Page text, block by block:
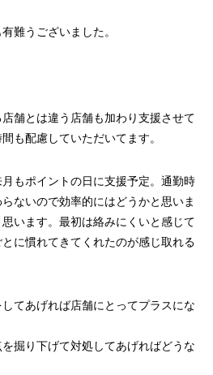
難うございました。
舗とは違う店舗も加わり支援させて
も配慮していただいてます。
もポイントの日に支援予定。通勤時
ないので効率的にはどうかと思いま
います。最初は絡みにくいと感じて
に慣れてきてくれたのが感じ取れる
てあげれば店舗にとってプラスにな
掘り下げて対処してあげればどうな